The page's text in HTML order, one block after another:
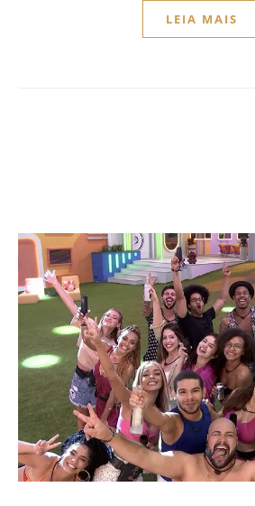
LEIA MAIS